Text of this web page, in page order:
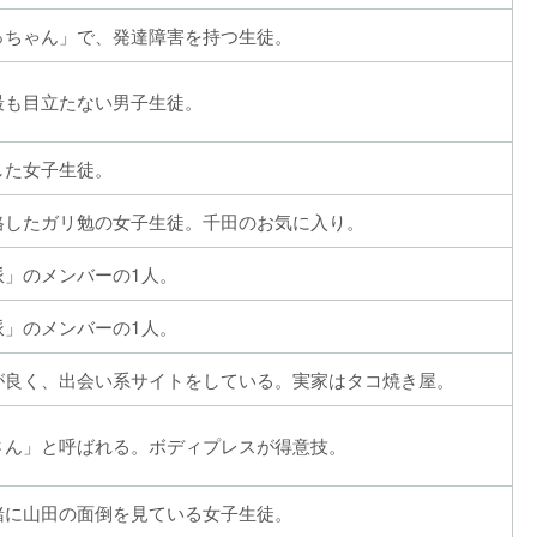
ゃん」で、発達障害を持つ生徒。
目立たない男子生徒。
女子生徒。
たガリ勉の女子生徒。千田のお気に入り。
のメンバーの1人。
のメンバーの1人。
く、出会い系サイトをしている。実家はタコ焼き屋。
」と呼ばれる。ボディプレスが得意技。
山田の面倒を見ている女子生徒。